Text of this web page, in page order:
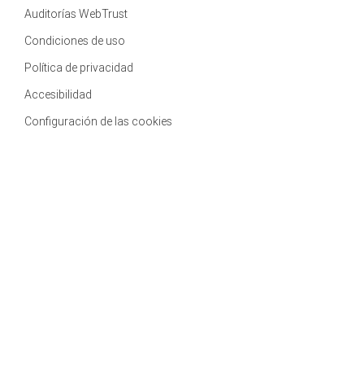
Auditorías WebTrust
Condiciones de uso
Política de privacidad
Accesibilidad
Configuración de las cookies